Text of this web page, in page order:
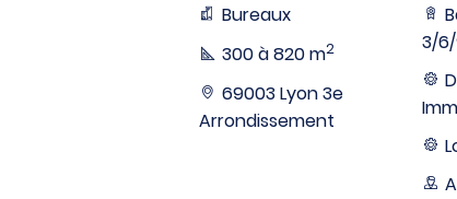
Bureaux
300 à 820 m2
69003 Lyon 3e
Arrondissement
3/